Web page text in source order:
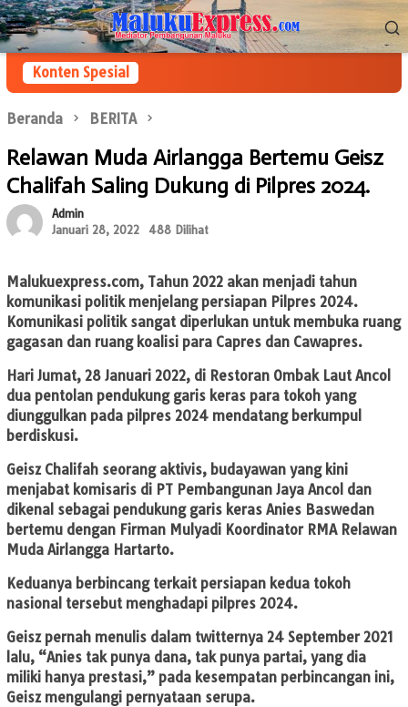
Loncat
ke
konten
Menu
Mobile
Konten Spesial
Beranda BERITA
Relawan Muda Airlangga Bertemu Geisz
Chalifah Saling Dukung di Pilpres 2024.
Admin
Januari 28, 2022
488 Dilihat
Malukuexpress.com, Tahun 2022 akan menjadi tahun
komunikasi politik menjelang persiapan Pilpres 2024.
Komunikasi politik sangat diperlukan untuk membuka ruang
gagasan dan ruang koalisi para Capres dan Cawapres.
Hari Jumat, 28 Januari 2022, di Restoran Ombak Laut Ancol
dua pentolan pendukung garis keras para tokoh yang
diunggulkan pada pilpres 2024 mendatang berkumpul
berdiskusi.
Geisz Chalifah seorang aktivis, budayawan yang kini
menjabat komisaris di PT Pembangunan Jaya Ancol dan
dikenal sebagai pendukung garis keras Anies Baswedan
bertemu dengan Firman Mulyadi Koordinator RMA Relawan
Muda Airlangga Hartarto.
Keduanya berbincang terkait persiapan kedua tokoh
nasional tersebut menghadapi pilpres 2024.
Geisz pernah menulis dalam twitternya 24 September 2021
lalu, “Anies tak punya dana, tak punya partai, yang dia
miliki hanya prestasi,” pada kesempatan perbincangan ini,
Geisz mengulangi pernyataan serupa.